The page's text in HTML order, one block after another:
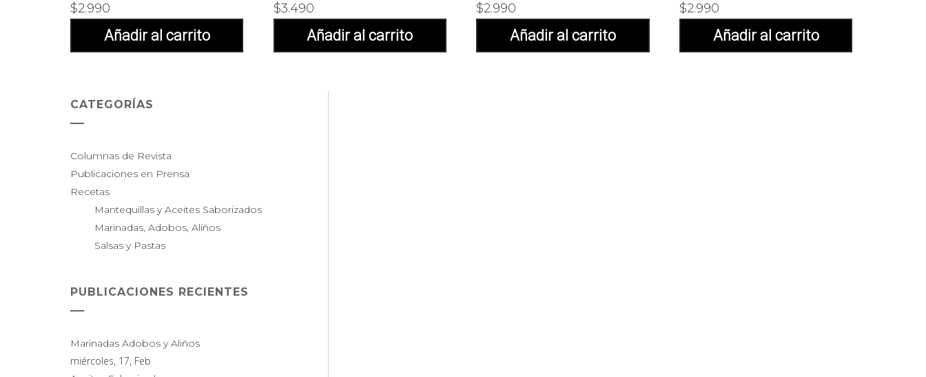
$2.990
Añadir al carrito
$3.490
Añadir al carrito
$2.990
Añadir al carrito
$2.990
Añadir al carrito
CATEGORÍAS
Columnas de Revista
Publicaciones en Prensa
Recetas
Mantequillas y Aceites Saborizados
Marinadas, Adobos, Aliños
Salsas y Pastas
PUBLICACIONES RECIENTES
Marinadas Adobos y Aliños
miércoles, 17, Feb